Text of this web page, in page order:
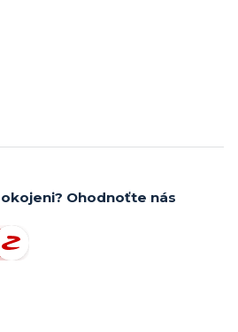
Ohodnoťte nás